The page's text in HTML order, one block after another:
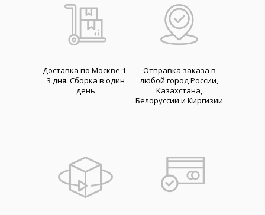
Доставка по Москве 1-
3 дня. Cборка в один
день
Отправка заказа в
любой город России,
Казахстана,
Белоруссии и Киргизии